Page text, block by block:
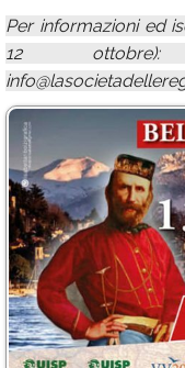
Per informazioni ed
12